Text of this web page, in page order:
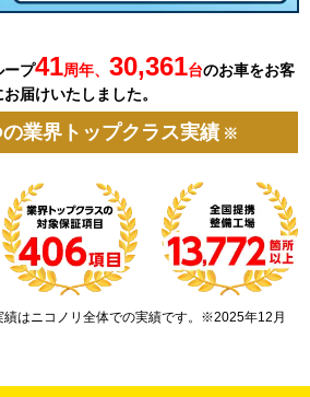
ープ41周年、 30,361台のお車をお客
届けいたしました。
業界トップクラス実績 ※
はニコノリ全体での実績です。※2025年12月